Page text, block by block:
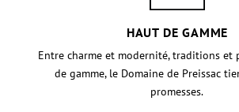
HAUT DE GAMME
Entre charme et modernité, traditions et
de gamme, le Domaine de Preissac
promesses.